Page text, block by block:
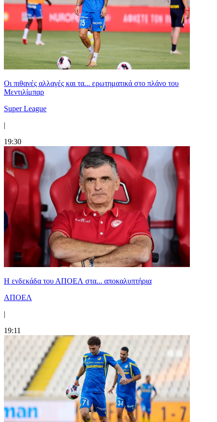
Οι πιθανές αλλαγές και τα... ερωτηματικά στο πλάνο του
Μεντιλίμπαρ
Super League
|
19:30
Η ενδεκάδα του ΑΠΟΕΛ στα... αποκαλυπτήρια
ΑΠΟΕΛ
|
19:11